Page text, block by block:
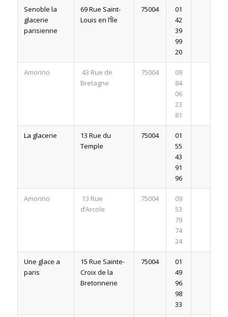
Senoble la
glacerie
parisienne
69 Rue Saint-
Louis en l’Île
75004
01
42
39
99
20
Amorino
43 Rue de
Bretagne
75004
09
84
06
23
81
La glacerie
13 Rue du
Temple
75004
01
55
43
91
96
Amorino
13 Rue
d’Arcole
75004
09
53
79
74
24
Une glace a
paris
15 Rue Sainte-
Croix de la
Bretonnerie
75004
01
49
96
98
33